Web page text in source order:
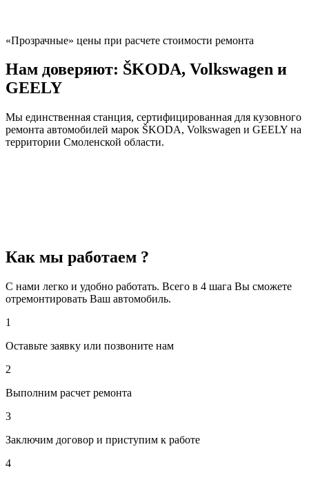
«Прозрачные» цены при расчете стоимости ремонта
Нам доверяют: ŠKODA, Volkswagen и
GEELY
Мы единственная станция, сертифицированная для кузовного
ремонта автомобилей марок ŠKODA, Volkswagen и GEELY на
территории Смоленской области.
Как мы работаем ?
С нами легко и удобно работать. Всего в 4 шага Вы сможете
отремонтировать Ваш автомобиль.
1
Оставьте заявку или позвоните нам
2
Выполним расчет ремонта
3
Заключим договор и приступим к работе
4